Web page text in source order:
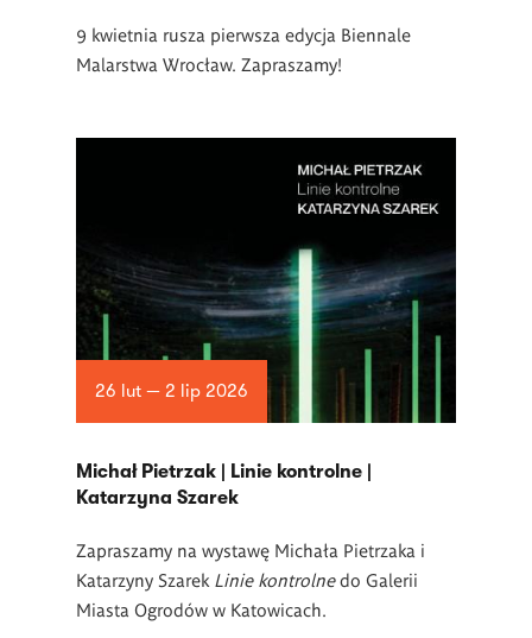
9 kwietnia rusza pierwsza edycja Biennale
Malarstwa Wrocław. Zapraszamy!
26 lut — 2 lip 2026
Michał Pietrzak | Linie kontrolne |
Katarzyna Szarek
Zapraszamy na wystawę Michała Pietrzaka i
Katarzyny Szarek Linie kontrolnedo Galerii
Miasta Ogrodów w Katowicach.